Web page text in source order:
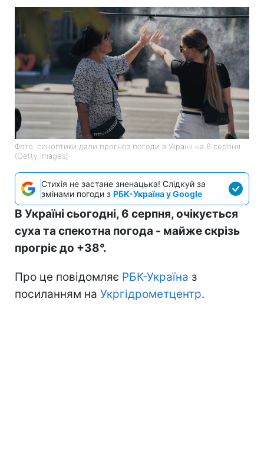
Фото: синоптики дали прогноз погоди в Україні на 6 серпня
(Getty Images)
Стихія не застане зненацька! Слідкуй за
змінами погоди з РБК-Україна у Google
В Україні сьогодні, 6 серпня, очікується
суха та спекотна погода - майже скрізь
прогріє до +38°.
Про це повідомляє РБК-Україна з
посиланням на Укргідрометцентр.